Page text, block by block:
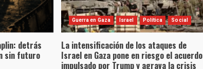
detrás
sin futuro
Guerra en Gaza Israel Política Social
La intensificación de los ataques de
Israel en Gaza pone en riesgo el acuerdo
impulsado por Trump y agrava la crisis